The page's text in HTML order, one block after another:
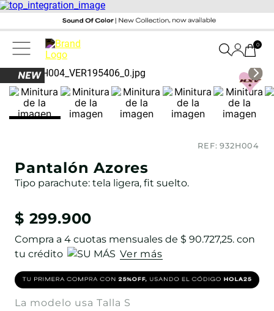
0
REF:932H004
Pantalón Azores
Tipo parachute: tela ligera, fit suelto.
$ 299.900
Compra a 4 cuotas mensuales de $ 90.727,25. con
tu crédito
Ver más
La modelo usa Talla S